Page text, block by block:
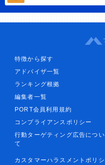
特徴から探す
アドバイザ一覧
ランキング根拠
編集者一覧
PORT会員利用規約
コンプライアンスポリシー
行動ターゲティング広告につい
て
カスタマーハラスメントポリシ